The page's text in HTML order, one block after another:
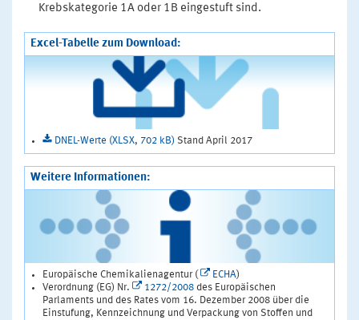
Krebskategorie 1A oder 1B eingestuft sind.
Excel-Tabelle zum Download:
DNEL-Werte (XLSX, 702 kB) Stand April 2017
Weitere Informationen:
Europäische Chemikalienagentur ( ECHA)
Verordnung (EG) Nr.
1272/2008 des Europäischen
Parlaments und des Rates vom 16. Dezember 2008 über die
Einstufung, Kennzeichnung und Verpackung von Stoffen und